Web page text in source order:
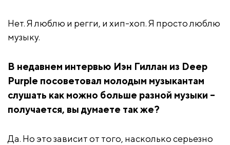
Нет. Я люблю и регги, и хип-хоп. Я просто люблю
музыку.
В недавнем интервью Иэн Гиллан из Deep
Purple посоветовал молодым музыкантам
слушать как можно больше разной музыки –
получается, вы думаете так же?
Да. Но это зависит от того, насколько серьезно